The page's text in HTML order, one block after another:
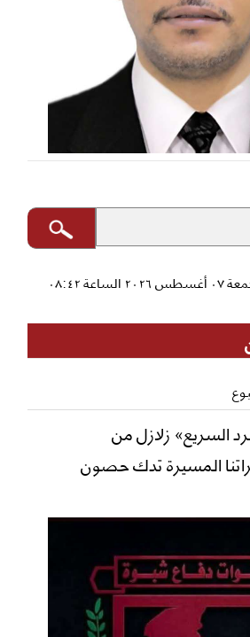
آخر تحديث للموقع: الجمعة ٠٧ أغسطس ٢٠٢٦ الساعة ٠٨:٤٢
السريع» زلازل من
المسيرة تدك حصون